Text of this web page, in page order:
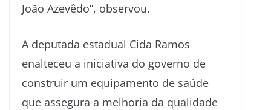
João Azevêdo”, observou.
A deputada estadual Cida Ramos
enalteceu a iniciativa do governo de
construir um equipamento de saúde
que assegura a melhoria da qualidade